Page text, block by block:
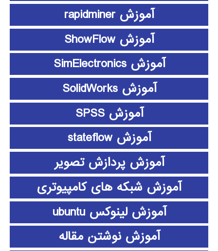
آموزش rapidminer
آموزش ShowFlow
آموزش SimElectronics
آموزش SolidWorks
آموزش SPSS
آموزش stateflow
آموزش پردازش تصویر
آموزش شبکه های کامپیوتری
آموزش لینوکس ubuntu
آموزش نوشتن مقاله